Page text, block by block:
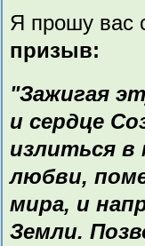
Я прошу вас
призыв:
"Зажигая
и сердце
излиться в
любви,
мира, и
Земли.